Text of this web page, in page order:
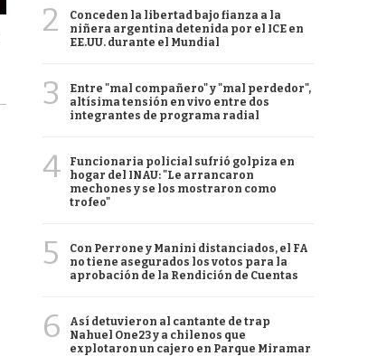
2
Conceden la libertad bajo fianza a la
niñera argentina detenida por el ICE en
EE.UU. durante el Mundial
3
Entre "mal compañero" y "mal perdedor",
altísima tensión en vivo entre dos
integrantes de programa radial
4
Funcionaria policial sufrió golpiza en
hogar del INAU: "Le arrancaron
mechones y se los mostraron como
trofeo"
5
Con Perrone y Manini distanciados, el FA
no tiene asegurados los votos para la
aprobación de la Rendición de Cuentas
6
Así detuvieron al cantante de trap
Nahuel One23 y a chilenos que
explotaron un cajero en Parque Miramar